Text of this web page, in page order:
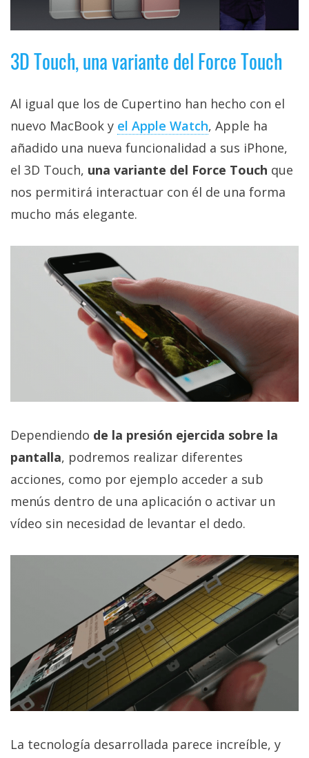
3D Touch, una variante del Force Touch
Al igual que los de Cupertino han hecho con el
nuevo MacBook y el Apple Watch, Apple ha
añadido una nueva funcionalidad a sus iPhone,
el 3D Touch, una variante del Force Touch que
nos permitirá interactuar con él de una forma
mucho más elegante.
Dependiendo de la presión ejercida sobre la
pantalla, podremos realizar diferentes
acciones, como por ejemplo acceder a sub
menús dentro de una aplicación o activar un
vídeo sin necesidad de levantar el dedo.
La tecnología desarrollada parece increíble, y